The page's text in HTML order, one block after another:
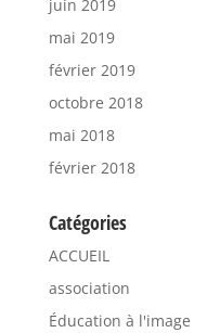
juin 2019
mai 2019
février 2019
octobre 2018
mai 2018
février 2018
Catégories
ACCUEIL
association
Éducation à l'image